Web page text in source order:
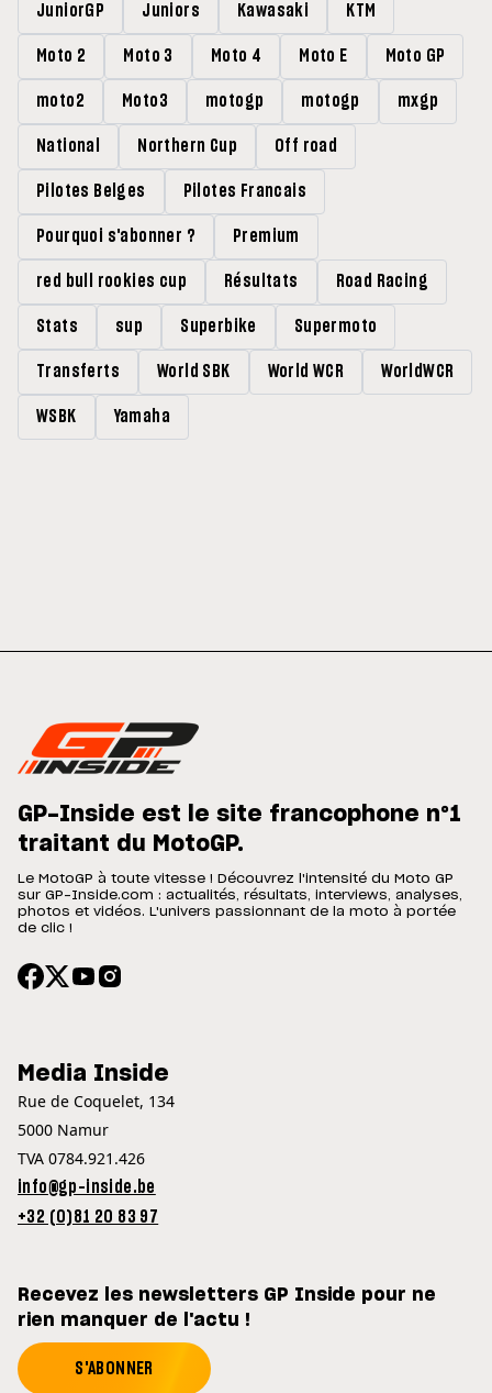
JuniorGP Juniors Kawasaki KTM
Moto 2 Moto 3 Moto 4 Moto E Moto GP
moto2 Moto3 motogp motogp mxgp
National Northern Cup Off road
Pilotes Belges Pilotes Francais
Pourquoi s'abonner ? Premium
red bull rookies cup Résultats Road Racing
Stats sup Superbike Supermoto
Transferts World SBK World WCR WorldWCR
WSBK Yamaha
GP-Inside est le site francophone n°1
traitant du MotoGP.
Le MotoGP à toute vitesse ! Découvrez l'intensité du Moto GP
sur GP-Inside.com : actualités, résultats, interviews, analyses,
photos et vidéos. L'univers passionnant de la moto à portée
de clic !
Media Inside
Rue de Coquelet, 134
5000 Namur
TVA 0784.921.426
info@gp-inside.be
+32 (0)81 20 83 97
Recevez les newsletters GP Inside pour ne
rien manquer de l'actu !
S'ABONNER